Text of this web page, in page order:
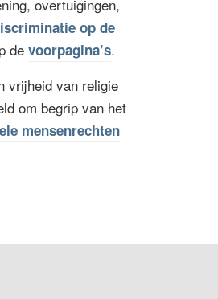
overtuigingen,
op de
devoorpagina’s.
vrijheid van religie
om begrip van het
mensenrechten